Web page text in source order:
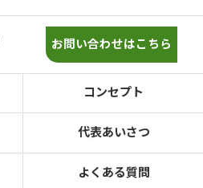
お問い合わせはこちら
コンセプト
代表あいさつ
よくある質問